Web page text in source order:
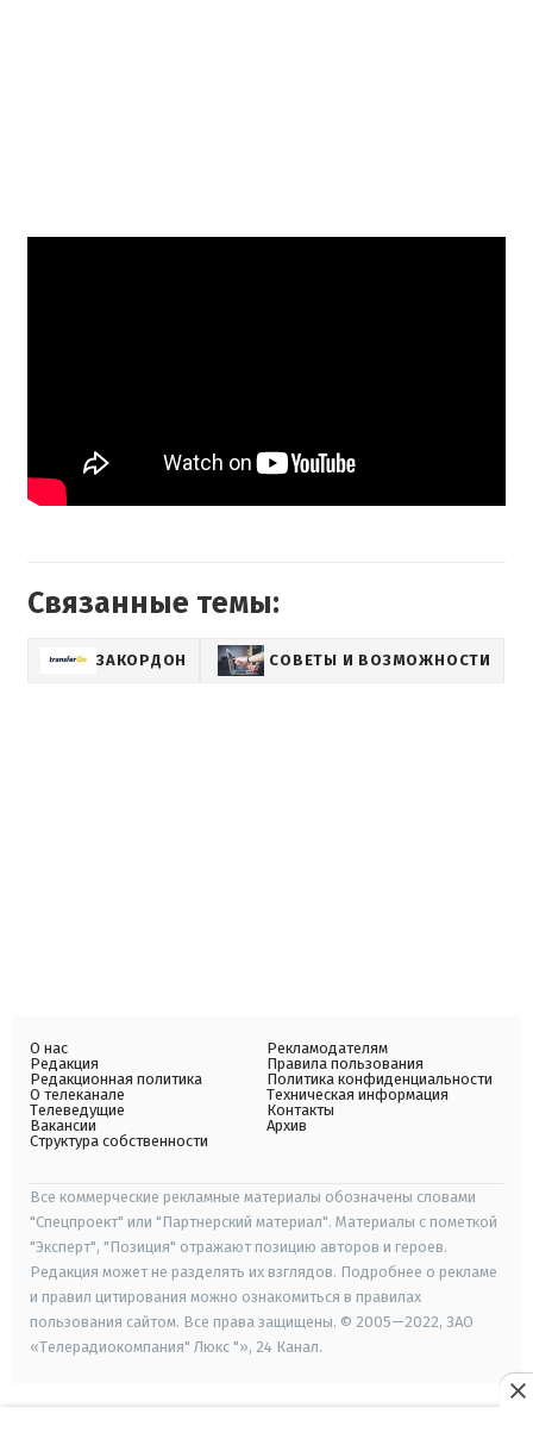
Связанные темы:
ЗАКОРДОН СОВЕТЫ И ВОЗМОЖНОСТИ
О нас
Редакция
Редакционная политика
О телеканале
Телеведущие
Вакансии
Структура собственности
Рекламодателям
Правила пользования
Политика конфиденциальности
Техническая информация
Контакты
Архив
Все коммерческие рекламные материалы обозначены словами
"Спецпроект" или "Партнерский материал". Материалы с пометкой
"Эксперт", "Позиция" отражают позицию авторов и героев.
Редакция может не разделять их взглядов. Подробнее о рекламе
и правил цитирования можно ознакомиться в правилах
пользования сайтом. Все права защищены. © 2005—2022, ЗАО
«Телерадиокомпания" Люкс "», 24 Канал.